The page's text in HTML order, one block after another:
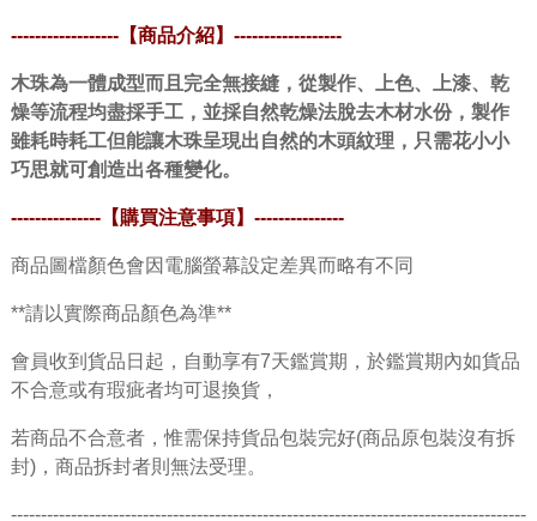
------------------【商品介紹】 ------------------
木珠為一體成型而且完全無接縫，從製作、上色、上漆、乾
燥等流程均盡採手工，並採自然乾燥法脫去木材水份，製作
雖耗時耗工但能讓木珠呈現出自然的木頭紋理，只需花小小
巧思就可創造出各種變化。
---------------【購買注意事項】 ---------------
商品圖檔顏色會因電腦螢幕設定差異而略有不同
**請以實際商品顏色為準**
會員收到貨品日起，自動享有7天鑑賞期，於鑑賞期內如貨品
不合意或有瑕疵者均可退換貨，
若商品不合意者，惟需保持貨品包裝完好(商品原包裝沒有拆
封)，商品拆封者則無法受理。
--------------------------------------------------------------------------------------